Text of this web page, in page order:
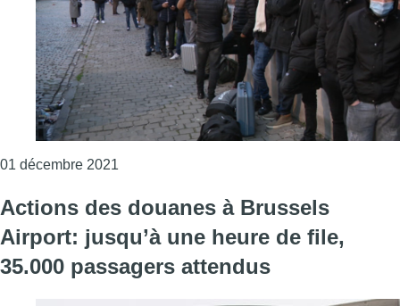
01 décembre 2021
Actions des douanes à Brussels
Airport: jusqu’à une heure de file,
35.000 passagers attendus